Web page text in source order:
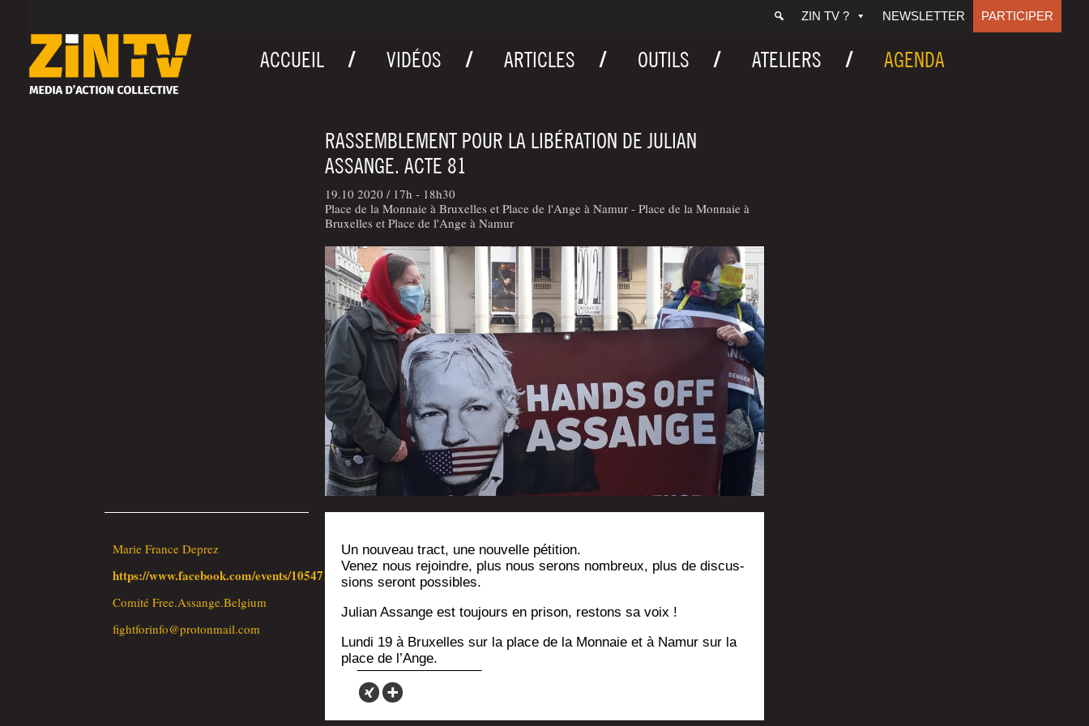
ZIN TV ? NEWSLETTER PARTICIPER
ACCUEIL VIDÉOS ARTICLES OUTILS ATELIERS AGENDA
RASSEMBLEMENT POUR LA LIBÉRATION DE JULIAN
ASSANGE. ACTE 81
19.10 2020 / 17h - 18h30
Place de la Monnaie à Bruxelles et Place de l'Ange à Namur - Place de la Monnaie à
Bruxelles et Place de l'Ange à Namur
Marie France Deprez
https://www.facebook.com/events/1054716381644360/
Comi­té Free.Assange.Belgium
fightforinfo@protonmail.com
Un nou­veau tract, une nou­velle pétition.
Venez nous rejoindre, plus nous serons nom­breux, plus de dis­cus­
sions seront possibles.
Julian Assange est tou­jours en pri­son, res­tons sa voix !
Lun­di 19 à Bruxelles sur la place de la Mon­naie et à Namur sur la
place de l’Ange.